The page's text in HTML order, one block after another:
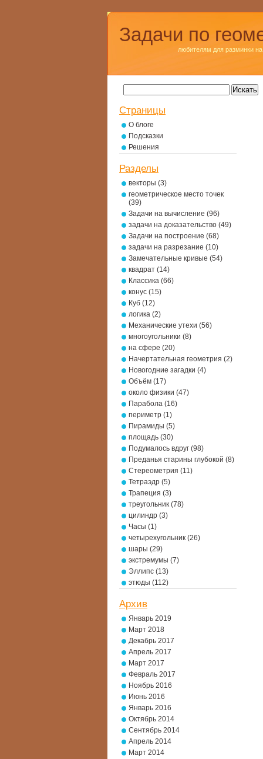
Задачи по
любителям для разминки на
Страницы
О блоге
Подсказки
Решения
Разделы
векторы (3)
геометрическое место точек
(39)
Задачи на вычисление (96)
задачи на доказательство (49)
Задачи на построение (68)
задачи на разрезание (10)
Замечательные кривые (54)
квадрат (14)
Классика (66)
конус (15)
Куб (12)
логика (2)
Механические утехи (56)
многоугольники (8)
на сфере (20)
Начертательная геометрия (2)
Новогодние загадки (4)
Объём (17)
около физики (47)
Парабола (16)
периметр (1)
Пирамиды (5)
площадь (30)
Подумалось вдруг (98)
Преданья старины глубокой (8)
Стереометрия (11)
Тетраэдр (5)
Трапеция (3)
треугольник (78)
цилиндр (3)
Часы (1)
четырехугольник (26)
шары (29)
экстремумы (7)
Эллипс (13)
этюды (112)
Архив
Январь 2019
Март 2018
Декабрь 2017
Апрель 2017
Март 2017
Февраль 2017
Ноябрь 2016
Июнь 2016
Январь 2016
Октябрь 2014
Сентябрь 2014
Апрель 2014
Март 2014